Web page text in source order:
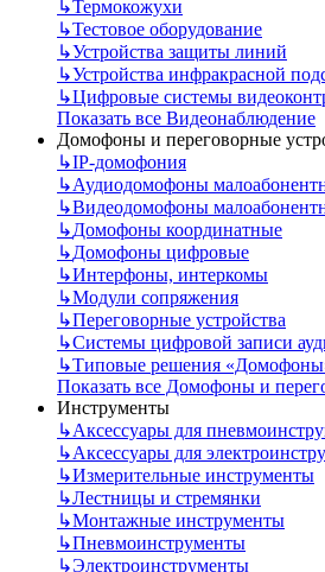
↳Термокожухи
↳Тестовое оборудование
↳Устройства защиты линий
↳Устройства инфракрасной
↳Цифровые системы
Показать все Видеонаблюдение
Домофоны и переговорные
↳IP-домофония
↳Аудиодомофоны
↳Видеодомофоны
↳Домофоны координатные
↳Домофоны цифровые
↳Интерфоны, интеркомы
↳Модули сопряжения
↳Переговорные устройства
↳Системы цифровой записи
↳Типовые решения
Показать все Домофоны и
Инструменты
↳Аксессуары для
↳Аксессуары для
↳Измерительные инструменты
↳Лестницы и стремянки
↳Монтажные инструменты
↳Пневмоинструменты
↳Электроинструменты